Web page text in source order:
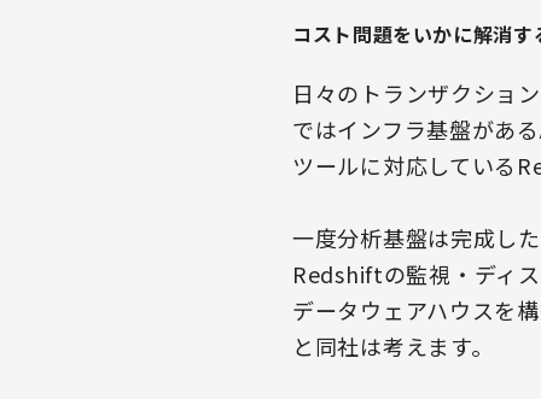
コスト問題をいかに解消す
日々のトランザクショ
ではインフラ基盤があ
ツールに対応している
一度分析基盤は完成し
Redshiftの監視・ディ
データウェアハウスを
と同社は考えます。